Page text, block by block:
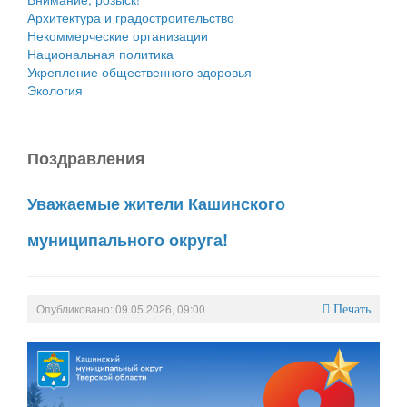
Архитектура и градостроительство
Некоммерческие организации
Национальная политика
Укрепление общественного здоровья
Экология
Поздравления
Уважаемые жители Кашинского
муниципального округа!
Опубликовано: 09.05.2026, 09:00 Печать